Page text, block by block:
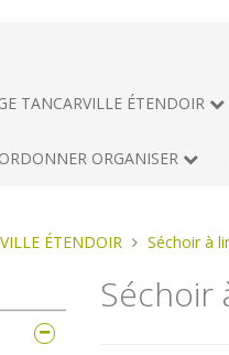
TANCARVILLE ÉTENDOIR
ORGANISER
ÉTENDOIR Séchoir à
Séchoir